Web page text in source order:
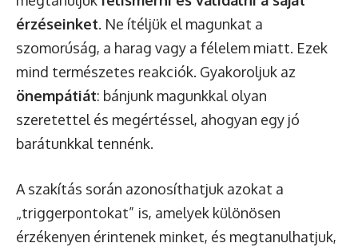
érzéseinket. Ne ítéljük el magunkat a
szomorúság, a harag vagy a félelem miatt. Ezek
mind természetes reakciók. Gyakoroljuk az
önempátiát: bánjunk magunkkal olyan
szeretettel és megértéssel, ahogyan egy jó
barátunkkal tennénk.
A szakítás során azonosíthatjuk azokat a
„triggerpontokat” is, amelyek különösen
érzékenyen érintenek minket, és megtanulhatjuk,